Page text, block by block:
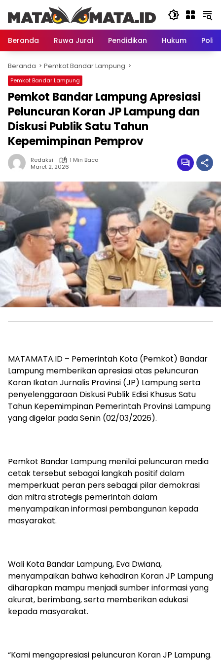
konten
Beranda
Ruwa Jurai Pendidikan Hukum
Beranda Pemkot Bandar Lampung
Pemkot Bandar Lampung
Pemkot Bandar Lampung Apresiasi
Peluncuran Koran JP Lampung dan
Diskusi Publik Satu Tahun
Kepemimpinan Pemprov
Redaksi
1 Min Baca
Maret 2, 2026
MATAMATA.ID – Pemerintah Kota (Pemkot) Bandar
Lampung memberikan apresiasi atas peluncuran
Koran Ikatan Jurnalis Provinsi (JP) Lampung serta
penyelenggaraan Diskusi Publik Edisi Khusus Satu
Tahun Kepemimpinan Pemerintah Provinsi Lampung
yang digelar pada Senin (02/03/2026).
Pemkot Bandar Lampung menilai peluncuran media
cetak tersebut sebagai langkah positif dalam
memperkuat peran pers sebagai pilar demokrasi
dan mitra strategis pemerintah dalam
menyampaikan informasi pembangunan kepada
masyarakat.
Wali Kota Bandar Lampung, Eva Dwiana,
menyampaikan bahwa kehadiran Koran JP Lampung
diharapkan mampu menjadi sumber informasi yang
akurat, berimbang, serta memberikan edukasi
kepada masyarakat.
“Kami mengapresiasi peluncuran Koran JP Lampung.